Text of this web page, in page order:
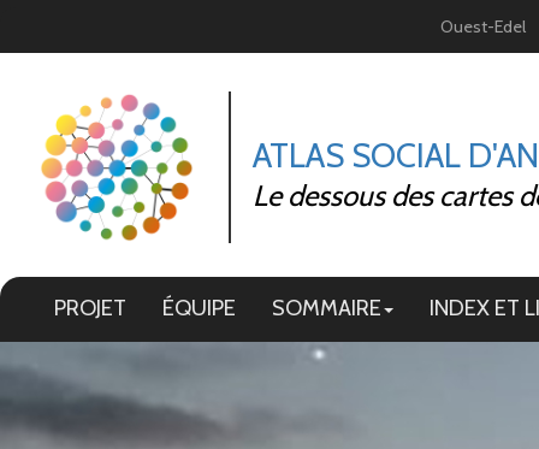
Ouest-Edel
ATLAS SOCIAL
Le dessous des cartes
PROJET ÉQUIPE SOMMAIRE INDEX ET